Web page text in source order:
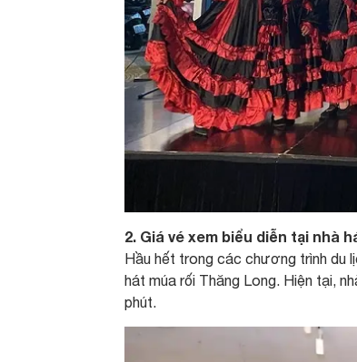
2. Giá vé xem biểu diễn tại nhà
Hầu hết trong các chương trình du
hát múa rối Thăng Long. Hiện tại,
phút.